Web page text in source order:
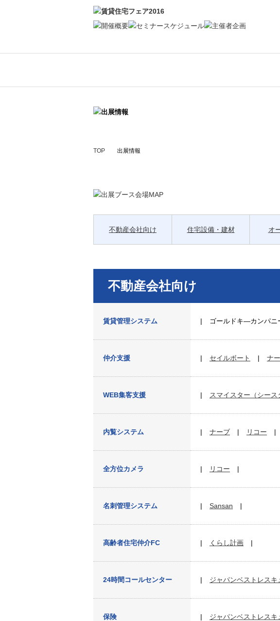
TOP 出展情報
不動産会社向け 住宅設備・建材 オ
不動産会社向け
賃貸管理システム ゴールドキ―カンパニ
仲介支援 セイルボート ナ
WEB集客支援 スマイスター（シース
内覧システム ナーブ リコー
全方位カメラ リコー
名刺管理システム Sansan
高齢者住宅仲介FC くらし計画
24時間コールセンター ジャパンベストレスキ
保険 ジャパンベストレスキ